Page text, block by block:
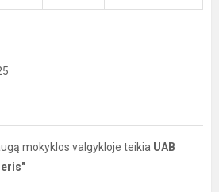
mokyklos valgykloje teikia UAB